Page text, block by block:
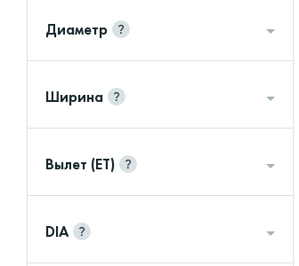
Диаметр
Ширина
Вылет (ET)
DIA